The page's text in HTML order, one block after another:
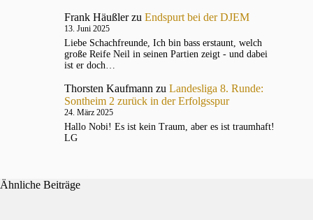
Frank Häußlerzu Endspurt bei der DJEM
13. Juni 2025
Liebe Schachfreunde, Ich bin bass erstaunt, welch
große Reife Neil in seinen Partien zeigt - und dabei
ist er doch…
Thorsten Kaufmann zu Landesliga 8. Runde:
Sontheim 2 zurück in der Erfolgsspur
24. März 2025
Hallo Nobi! Es ist kein Traum, aber es ist traumhaft!
LG
Ähnliche Beiträge